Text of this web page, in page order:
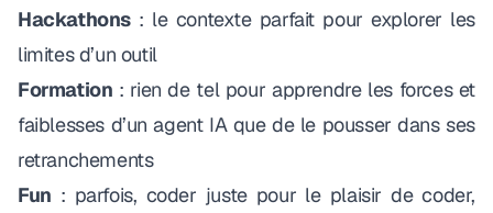
Hackathons : le contexte parfait pour explorer les
limites d’un outil
Formation : rien de tel pour apprendre les forces et
faiblesses d’un agent IA que de le pousser dans ses
retranchements
Fun : parfois, coder juste pour le plaisir de coder,